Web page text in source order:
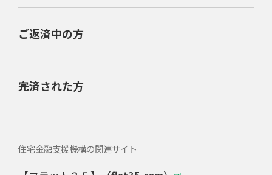
ご返済中の方
完済された方
住宅金融支援機構の関連サイト